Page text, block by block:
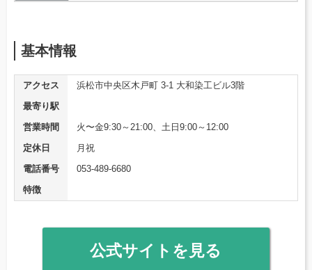
基本情報
アクセス
浜松市中央区木戸町 3-1 大和染工ビル3階
最寄り駅
営業時間
火〜金9:30～21:00、土日9:00～12:00
定休日
月祝
電話番号
053-489-6680
特徴
公式サイトを見る